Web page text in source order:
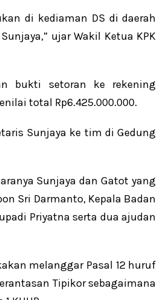
di kediaman DS di daerah
ujar Wakil Ketua KPK
bukti setoran ke rekening
total Rp6.425.000.000.
Sunjaya ke tim di Gedung
Sunjaya dan Gatot yang
Sri Darmanto, Kepala Badan
Priyatna serta dua ajudan
melanggar Pasal 12 huruf
Tipikor sebagaimana